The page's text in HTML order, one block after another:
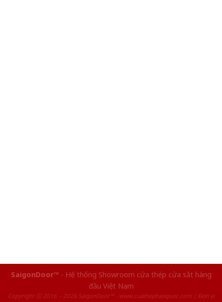
SaigonDoor™ - Hệ thống Showroom cửa thép cửa sắt hàng
đầu Việt Nam
Copyright ⓒ 2016 – 2026 SaigonDoor™ - www.cuathephanquoc.com | Đơn vị